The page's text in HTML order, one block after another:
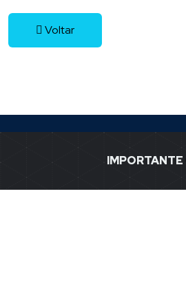
Voltar
IMPORTANTE